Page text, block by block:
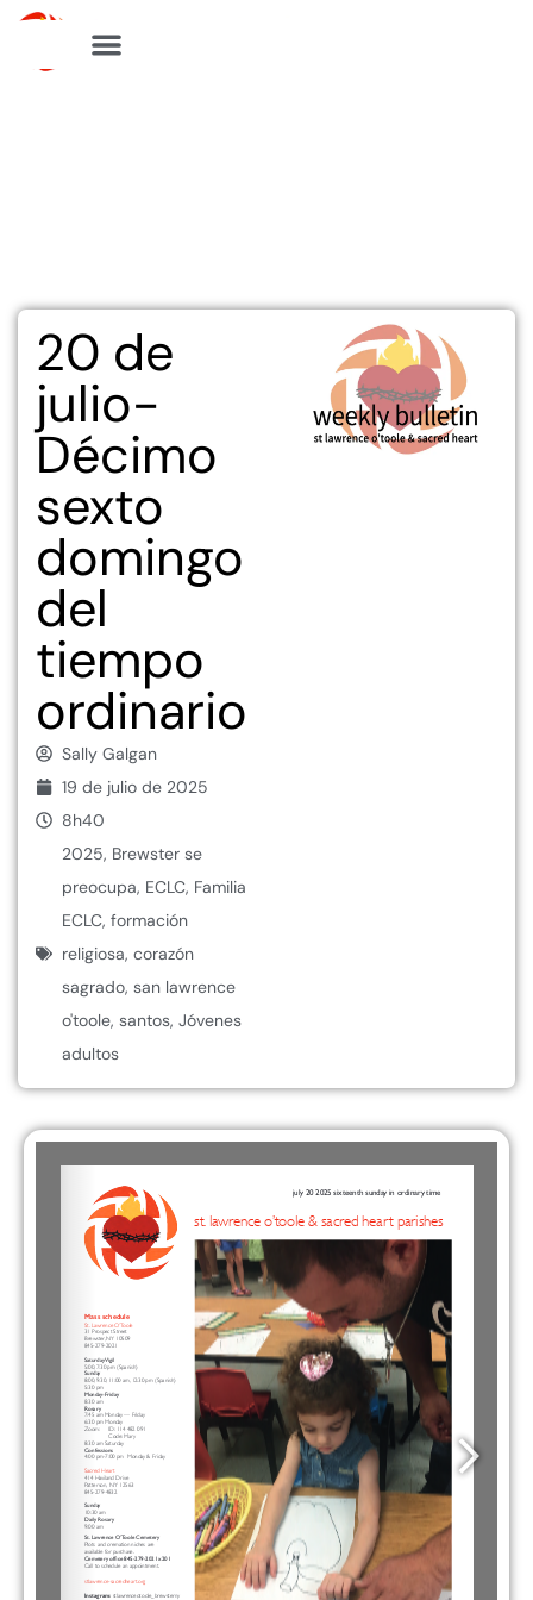
20 de
julio-
Décimo
sexto
domingo
del
tiempo
ordinario
Sally Galgan
19 de julio de 2025
8h40
2025, Brewster se
preocupa, ECLC, Familia
ECLC, formación
religiosa, corazón
sagrado, san lawrence
o'toole, santos, Jóvenes
adultos